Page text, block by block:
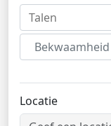
Bekwaamheid
Locatie